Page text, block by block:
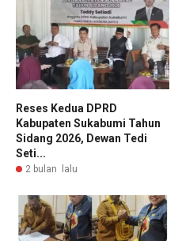
Reses Kedua DPRD
Kabupaten Sukabumi Tahun
Sidang 2026, Dewan Tedi
Seti...
2 bulan lalu